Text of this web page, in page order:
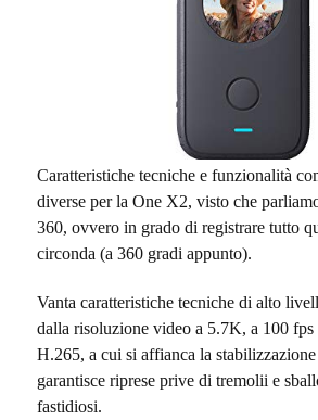
Caratteristiche tecniche e funzionalità
diverse per la One X2, visto che
360, ovvero in grado di registrare tutto
circonda (a 360 gradi appunto).
Vanta caratteristiche tecniche di alto
dalla risoluzione video a 5.7K, a 100 fps
H.265, a cui si affianca la
garantisce riprese prive di tremolii e
fastidiosi.